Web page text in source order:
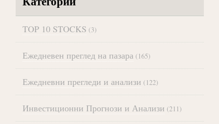
TOP 10 STOCKS (3)
Ежедневен преглед на пазара (165)
Ежедневни прегледи и анализи (122)
Инвестиционни Прогнози и Анализи (211)